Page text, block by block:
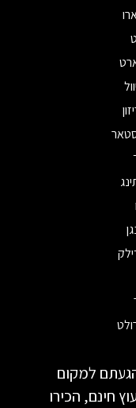
למקום
חינם, הכירו